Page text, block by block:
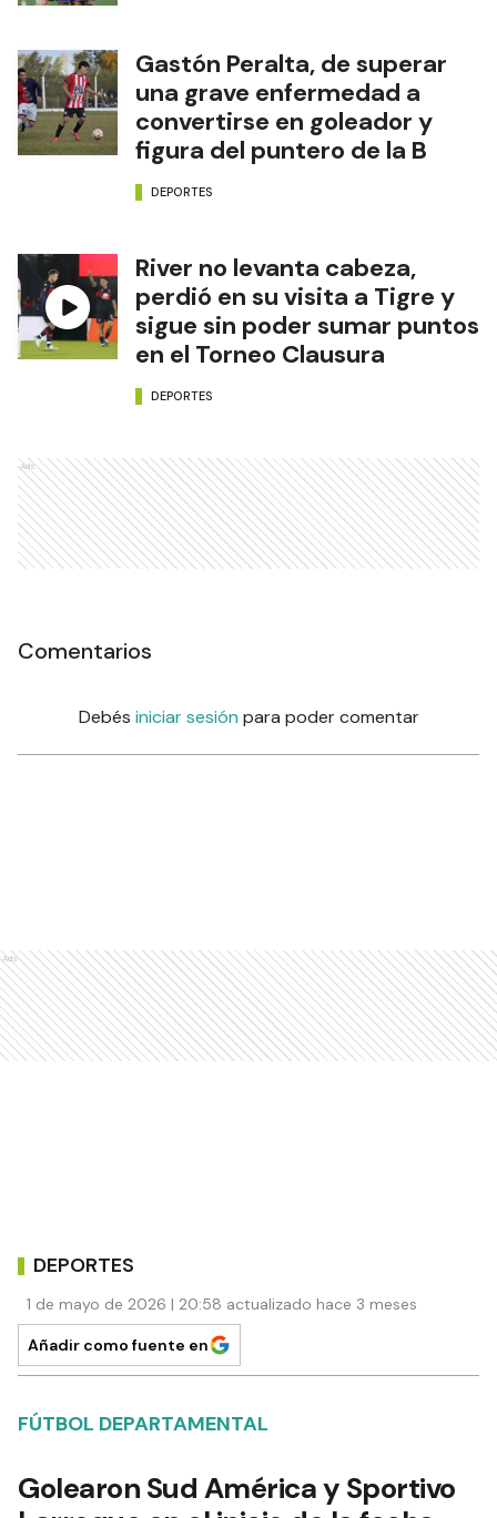
Gastón Peralta, de superar
una grave enfermedad a
convertirse en goleador y
figura del puntero de la B
DEPORTES
River no levanta cabeza,
perdió en su visita a Tigre y
sigue sin poder sumar puntos
en el Torneo Clausura
DEPORTES
Ads
Comentarios
Debés iniciar sesión para poder comentar
Ads
DEPORTES
1 de mayo de 2026 | 20:58 actualizado hace 3 meses
Añadir como fuente en
FÚTBOL DEPARTAMENTAL
Golearon Sud América y Sportivo